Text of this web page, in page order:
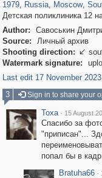
1979, Russia, Moscow,
Детская поликлиника 12
Author:
Савоськин
Source:
Личный архив
Shooting direction: 
Watermark signature:
Last edit 17 November
3
Sign in to share your
Toxa · 15 August
Спасибо за
"приписан"...
попал бы в
Bratuha66 ·